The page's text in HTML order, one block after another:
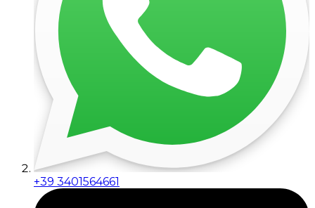
+39 3401564661